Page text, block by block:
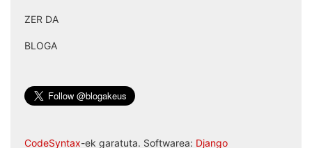
ZER DA
BLOGA
CodeSyntax-ek garatuta. Softwarea: Django